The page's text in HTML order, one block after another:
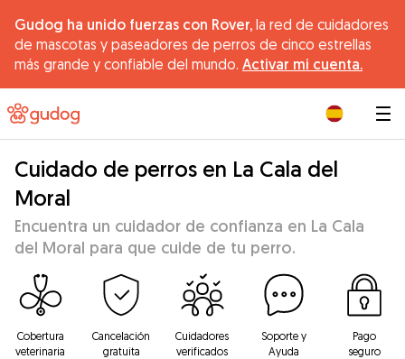
Gudog ha unido fuerzas con Rover, la red de cuidadores
de mascotas y paseadores de perros de cinco estrellas
más grande y confiable del mundo. Activar mi cuenta.
Cuidado de perros en La Cala del
Moral
Encuentra un cuidador de confianza en La Cala
del Moral para que cuide de tu perro.
Cobertura
veterinaria
Cancelación
gratuita
Cuidadores
verificados
Soporte y
Ayuda
Pago
seguro